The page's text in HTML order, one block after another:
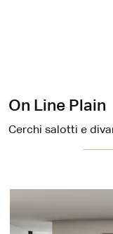
On Line Plain